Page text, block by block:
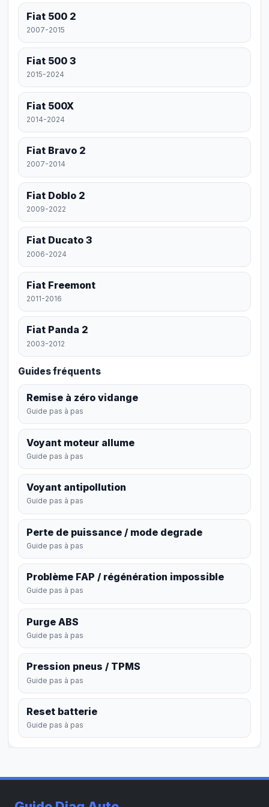
Fiat 500 2
2007-2015
Fiat 500 3
2015-2024
Fiat 500X
2014-2024
Fiat Bravo 2
2007-2014
Fiat Doblo 2
2009-2022
Fiat Ducato 3
2006-2024
Fiat Freemont
2011-2016
Fiat Panda 2
2003-2012
Guides fréquents
Remise à zéro vidange
Guide pas à pas
Voyant moteur allume
Guide pas à pas
Voyant antipollution
Guide pas à pas
Perte de puissance / mode degrade
Guide pas à pas
Problème FAP / régénération impossible
Guide pas à pas
Purge ABS
Guide pas à pas
Pression pneus / TPMS
Guide pas à pas
Reset batterie
Guide pas à pas